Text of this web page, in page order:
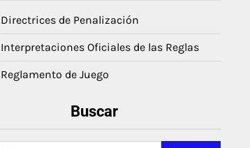
Directrices de Penalización
Interpretaciones Oficiales de las Reglas
Reglamento de Juego
Buscar